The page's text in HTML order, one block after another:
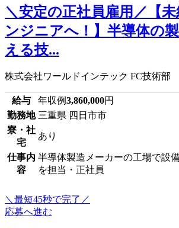
＼安定の正社員雇用／【
ンジニアへ！】半導体の
える技...
株式会社ワールドインテック FC技術部
給与 年収例3,860,000円
勤務地 三重県 四日市市
寮・社
宅
あり
仕事内
容
半導体製造メーカーの工場で設
を担当・正社員
＼最短45秒で完了／
応募へ進む